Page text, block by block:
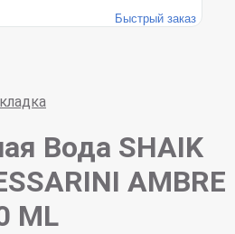
Быстрый заказ
Вода SHAIK
AMBRE
ML